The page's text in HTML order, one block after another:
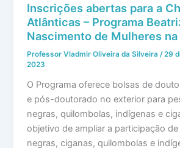
Inscrições abertas para a
Atlânticas – Programa
Nascimento de Mulheres
Professor Vladmir Oliveira da Silveira/29
2023
O Programa oferece bolsas de
e pós-doutorado no exterior para
negras, quilombolas, indígenas e
objetivo de ampliar a participação de
negras, ciganas, quilombolas e